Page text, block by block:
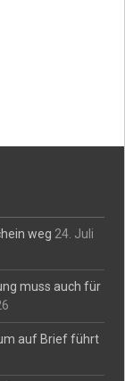
weg 24. Juli
muss auch für
auf Brief führt